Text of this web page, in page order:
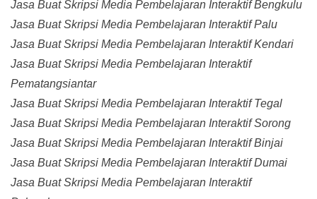
Jasa Buat Skripsi Media Pembelajaran Interaktif Bengkulu
Jasa Buat Skripsi Media Pembelajaran Interaktif Palu
Jasa Buat Skripsi Media Pembelajaran Interaktif Kendari
Jasa Buat Skripsi Media Pembelajaran Interaktif
Pematangsiantar
Jasa Buat Skripsi Media Pembelajaran Interaktif Tegal
Jasa Buat Skripsi Media Pembelajaran Interaktif Sorong
Jasa Buat Skripsi Media Pembelajaran Interaktif Binjai
Jasa Buat Skripsi Media Pembelajaran Interaktif Dumai
Jasa Buat Skripsi Media Pembelajaran Interaktif